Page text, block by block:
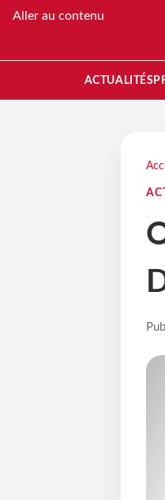
Aller au contenu
ACTUALITÉS